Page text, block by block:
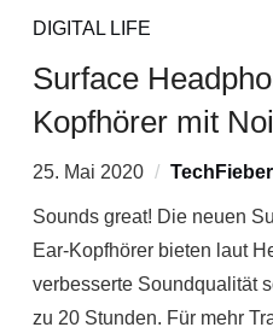
DIGITAL LIFE
Surface
Kopfhörer mit
25. Mai 2020
Sounds great! Die neuen
Ear-Kopfhörer bieten laut
verbesserte Soundqualität
zu 20 Stunden. Für mehr